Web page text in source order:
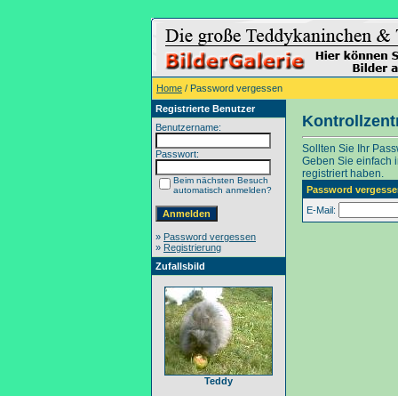
Home / Password vergessen
Registrierte Benutzer
Benutzername:
Passwort:
Beim nächsten Besuch
automatisch anmelden?
» Password vergessen
» Registrierung
Zufallsbild
Teddy
Sollten Sie Ihr
Geben Sie einfach
registriert haben.
Password
E-Mail: